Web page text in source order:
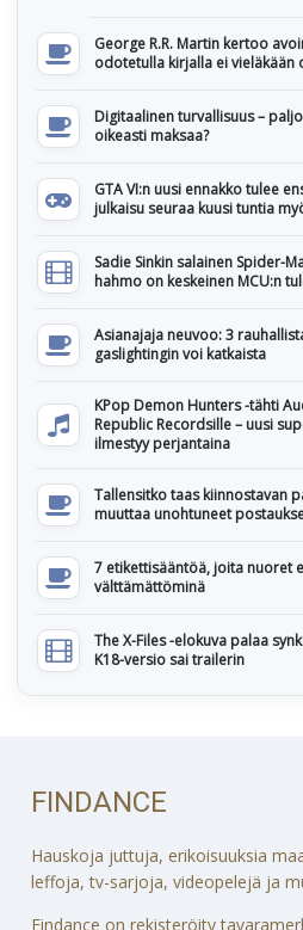
George R.R. Martin kertoo
odotetulla kirjalla ei vieläkään
Digitaalinen turvallisuus –
oikeasti maksaa?
GTA VI:n uusi ennakko tulee
julkaisu seuraa kuusi tuntia
Sadie Sinkin salainen Spider-
hahmo on keskeinen MCU:n
Asianajaja neuvoo: 3
gaslightingin voi katkaista
KPop Demon Hunters -tähti
Republic Recordsille – uusi
ilmestyy perjantaina
Tallensitko taas kiinnostavan
muuttaa unohtuneet
7 etikettisääntöä, joita nuoret
välttämättöminä
The X-Files -elokuva palaa
K18-versio sai trailerin
FINDANCE
Hauskoja juttuja, erikoisuuksia
leffoja, tv-sarjoja, videopelejä ja
Findance on rekisteröity